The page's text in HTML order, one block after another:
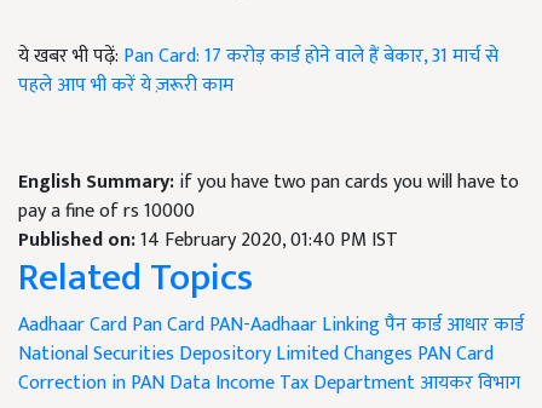
ये खबर भी पढ़ें: Pan Card: 17 करोड़ कार्ड होने वाले हैं बेकार, 31 मार्च से
पहले आप भी करें ये ज़रूरी काम
English Summary:if you have two pan cards you will have to
pay a fine of rs 10000
Published on:14 February 2020, 01:40 PM IST
Related Topics
Aadhaar CardPan CardPAN-Aadhaar Linkingपैन कार्डआधार कार्ड
National Securities Depository LimitedChanges PAN Card
Correction in PAN DataIncome Tax Departmentआयकर विभाग